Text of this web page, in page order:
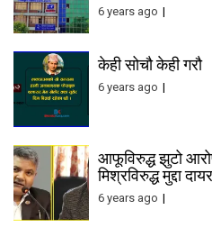
6 years ago
केही सोचौ केही गरौ
6 years ago
आफूविरुद्ध झुटो आरोप
मिश्रविरुद्ध मुद्दा दायर
6 years ago